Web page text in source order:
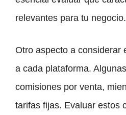
relevantes para tu negocio.
Otro aspecto a considerar
a cada plataforma.
comisiones por venta,
tarifas fijas. Evaluar estos